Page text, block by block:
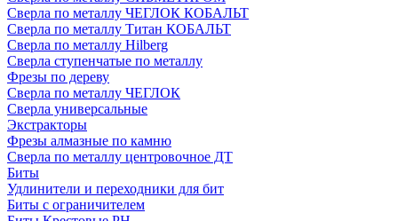
Сверла по металлу ЧЕГЛОК КОБАЛЬТ
Сверла по металлу Титан КОБАЛЬТ
Сверла по металлу Hilberg
Сверла ступенчатые по металлу
Фрезы по дереву
Сверла по металлу ЧЕГЛОК
Сверла универсальные
Экстракторы
Фрезы алмазные по камню
Сверла по металлу центровочное ДТ
Биты
Удлинители и переходники для бит
Биты с ограничителем